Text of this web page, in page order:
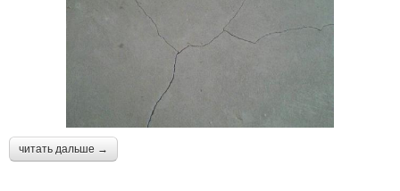
читать дальше →